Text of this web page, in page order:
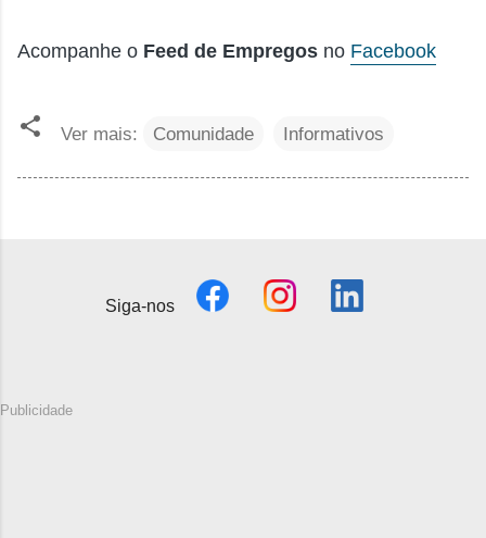
Acompanhe o Feed de Empregos no Facebook
Ver mais: Comunidade Informativos
Siga-nos
Publicidade